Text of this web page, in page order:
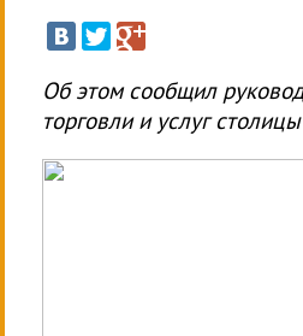
Об этом сообщил
торговли и услуг